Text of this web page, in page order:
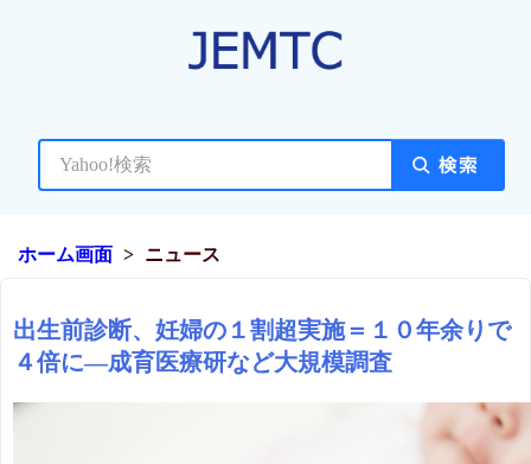
ホーム画面 ニュース
出生前診断、妊婦の１割超実施＝１０年余りで
４倍に―成育医療研など大規模調査